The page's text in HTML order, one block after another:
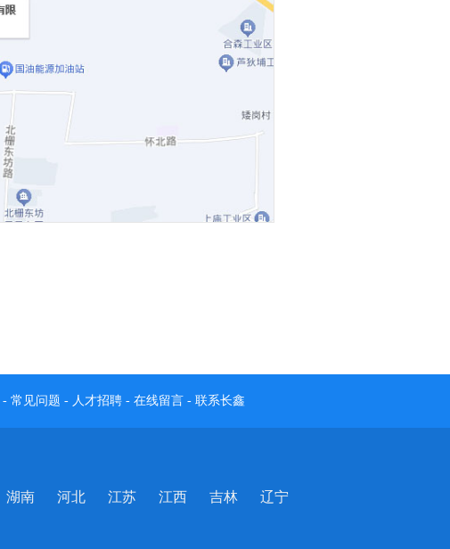
- 常见问题 - 人才招聘 - 在线留言 - 联系长鑫
湖南 河北 江苏 江西 吉林 辽宁